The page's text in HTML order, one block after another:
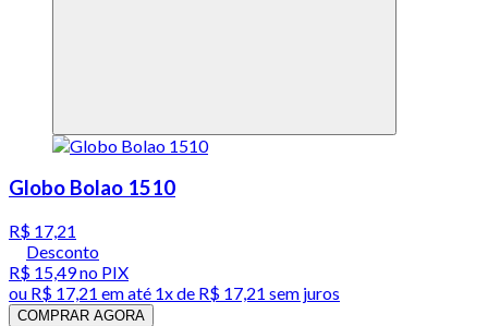
Globo Bolao 1510
R$ 17,21
Desconto
R$ 15,49no PIX
ou R$ 17,21 em até 1x de R$ 17,21 sem juros
COMPRAR AGORA